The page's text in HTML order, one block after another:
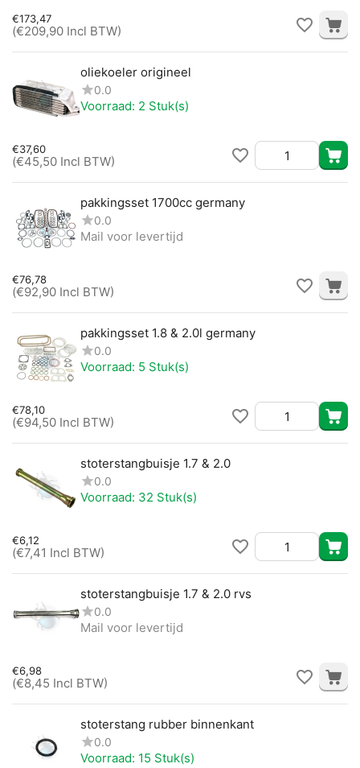
€173,47
(€209,90 Incl BTW)
oliekoeler origineel
0.0
Voorraad: 2 Stuk(s)
€37,60
(€45,50 Incl BTW)
pakkingsset 1700cc germany
0.0
Mail voor levertijd
€76,78
(€92,90 Incl BTW)
pakkingsset 1.8 & 2.0l germany
0.0
Voorraad: 5 Stuk(s)
€78,10
(€94,50 Incl BTW)
stoterstangbuisje 1.7 & 2.0
0.0
Voorraad: 32 Stuk(s)
€6,12
(€7,41 Incl BTW)
stoterstangbuisje 1.7 & 2.0 rvs
0.0
Mail voor levertijd
€6,98
(€8,45 Incl BTW)
stoterstang rubber binnenkant
0.0
Voorraad: 15 Stuk(s)